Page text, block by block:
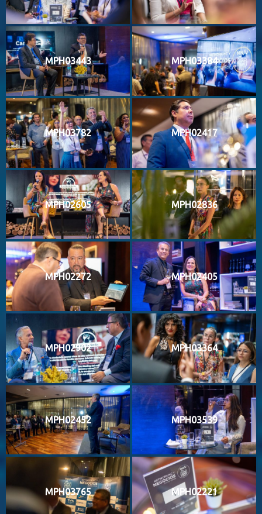
MPH03443 MPH03384
MPH03782 MPH02417
MPH02605 MPH02836
MPH02272 MPH02405
MPH02902 MPH03364
MPH02452 MPH03539
MPH03765 MPH02221